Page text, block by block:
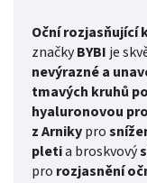
Oční rozjasňující
značkyBYBIje
nevýrazné a
tmavých kruhů
hyaluronovou
z Arnikypro
pletia broskvový
pro rozjasnění